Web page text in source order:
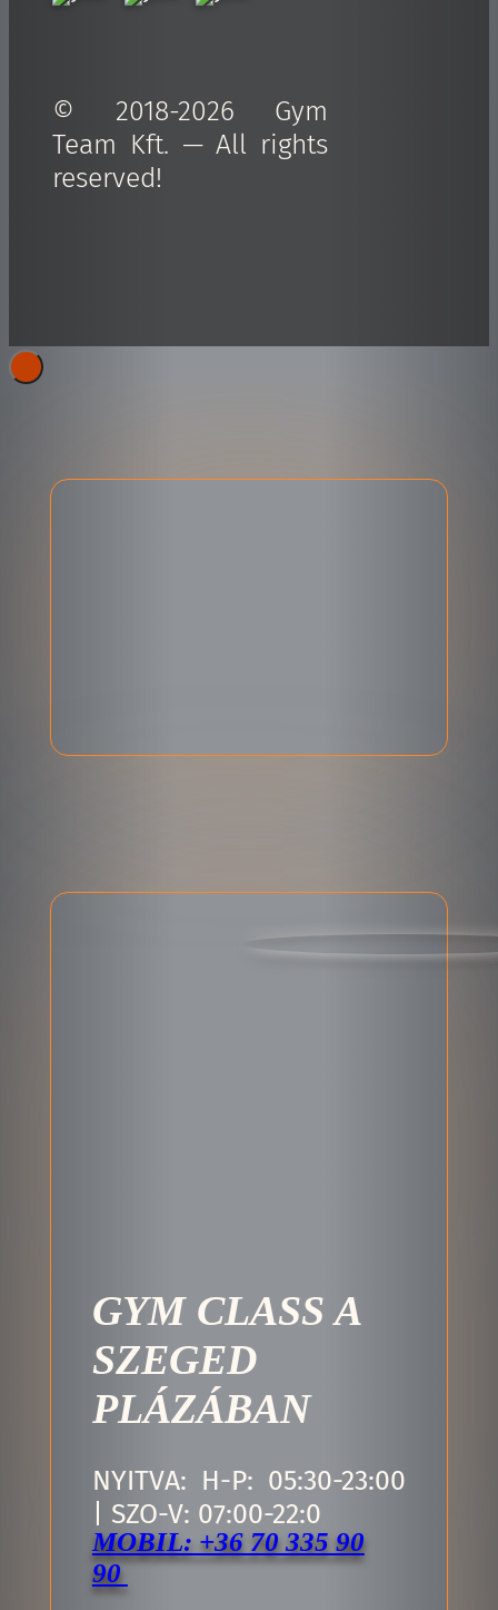
© 2018-2026 Gym
Team Kft. — All rights
reserved!
GYM CLASS A
SZEGED
PLÁZÁBAN
NYITVA: H-P: 05:30-23:00
| SZO-V: 07:00-22:0
MOBIL: +36 70 335 90
90